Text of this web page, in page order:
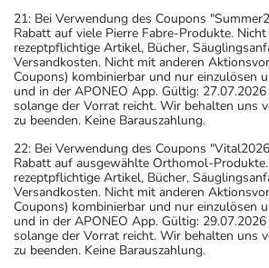
21: Bei Verwendung des Coupons
Rabatt auf viele Pierre Fabre-Produkte.
rezeptpflichtige Artikel, Bücher,
Versandkosten. Nicht mit anderen
Coupons) kombinierbar und nur einzulösen
und in der APONEO App. Gültig:
solange der Vorrat reicht. Wir behalten uns
zu beenden. Keine Barauszahlung.
22: Bei Verwendung des Coupons
Rabatt auf ausgewählte Orthomol-
rezeptpflichtige Artikel, Bücher,
Versandkosten. Nicht mit anderen
Coupons) kombinierbar und nur einzulösen
und in der APONEO App. Gültig:
solange der Vorrat reicht. Wir behalten uns
zu beenden. Keine Barauszahlung.